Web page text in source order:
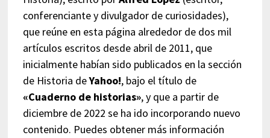
conferenciante y divulgador de curiosidades),
que reúne en esta página alrededor de dos mil
artículos escritos desde abril de 2011, que
inicialmente habían sido publicados en la sección
de Historia deYahoo!, bajo el título de
«Cuaderno de historias», y que a partir de
diciembre de 2022 se ha ido incorporando nuevo
contenido. Puedes obtener más información